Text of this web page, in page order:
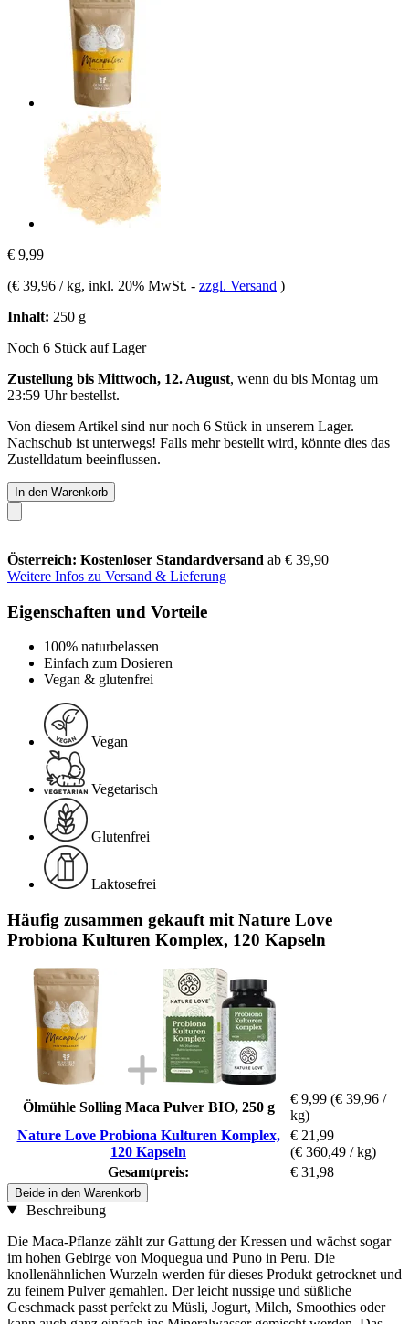
€ 9,99
(€ 39,96 / kg, inkl. 20% MwSt. - zzgl. Versand )
Inhalt: 250 g
Noch 6 Stück auf Lager
Zustellung bis Mittwoch, 12. August, wenn du bis Montag um
23:59 Uhrbestellst.
Von diesem Artikel sind nur noch 6 Stück in unserem Lager.
Nachschub ist unterwegs! Falls mehr bestellt wird, könnte dies das
Zustelldatum beeinflussen.
In den Warenkorb
Österreich: Kostenloser Standardversand ab € 39,90
Weitere Infos zu Versand & Lieferung
Eigenschaften und Vorteile
100% naturbelassen
Einfach zum Dosieren
Vegan & glutenfrei
Vegan
Vegetarisch
Glutenfrei
Laktosefrei
Häufig zusammen gekauft mit Nature Love
Probiona Kulturen Komplex, 120 Kapseln
Ölmühle Solling Maca Pulver BIO, 250 g
€ 9,99 (€ 39,96 /
kg)
Nature Love Probiona Kulturen Komplex,
120 Kapseln
€ 21,99
(€ 360,49 / kg)
Gesamtpreis:
€ 31,98
Beide in den Warenkorb
Beschreibung
Die Maca-Pflanze zählt zur Gattung der Kressen und wächst sogar
im hohen Gebirge von Moquegua und Puno in Peru. Die
knollenähnlichen Wurzeln werden für dieses Produkt getrocknet und
zu feinem Pulver gemahlen. Der leicht nussige und süßliche
Geschmack passt perfekt zu Müsli, Jogurt, Milch, Smoothies oder